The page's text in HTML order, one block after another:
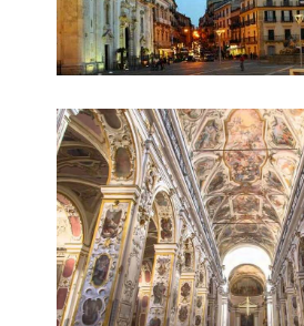
Santa Maria la Nova